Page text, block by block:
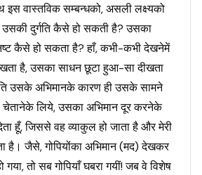
वास्तविक सम्बन्धको, असली लक्ष्यको
उसकी दुर्गति कैसे हो सकती है? उसका
कैसे हो सकता है? हाँ, कभी-कभी देखनेमें
है, उसका साधन छूटा हुआ-सा दीखता
उसके अभिमानके कारण ही उसके सामने
लिये, उसका अभिमान दूर करनेके
हूँ, जिससे वह व्याकुल हो जाता है और मेरी
जैसे, गोपियोंका अभिमान (मद) देखकर
गया, तो सब गोपियाँ घबरा गयीं! जब वे विशेष